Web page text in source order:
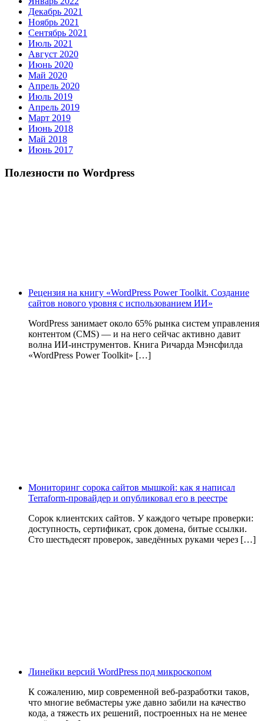
Декабрь 2021
Ноябрь 2021
Сентябрь 2021
Июль 2021
Август 2020
Июнь 2020
Май 2020
Апрель 2020
Июль 2019
Апрель 2019
Март 2019
Июнь 2018
Май 2018
Июнь 2017
Полезности по Wordpress
Рецензия на книгу «WordPress Power Toolkit. Создание
сайтов нового уровня с использованием ИИ»
WordPress занимает около 65% рынка систем управления
контентом (CMS) — и на него сейчас активно давит
волна ИИ‑инструментов. Книга Ричарда Мэнсфилда
«WordPress Power Toolkit» […]
Мониторинг сорока сайтов мышкой: как я написал
Terraform-провайдер и опубликовал его в реестре
Сорок клиентских сайтов. У каждого четыре проверки:
доступность, сертификат, срок домена, битые ссылки.
Сто шестьдесят проверок, заведённых руками через […]
Линейки версий WordPress под микроскопом
К сожалению, мир современной веб-разработки таков,
что многие вебмастеры уже давно забили на качество
кода, а тяжесть их решений, построенных на не менее